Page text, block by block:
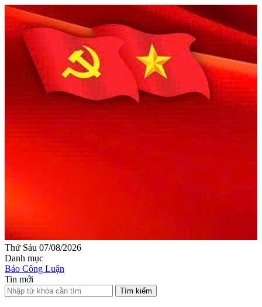
Thứ Sáu 07/08/2026
Danh mục
Báo Công Luận
Tin mới
Tìm kiếm